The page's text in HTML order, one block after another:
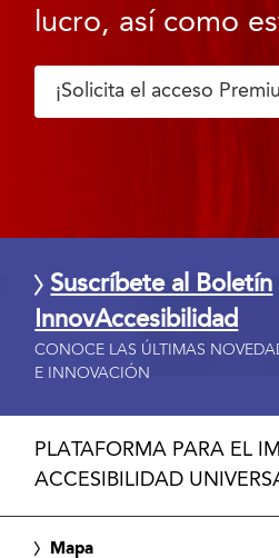
lucro, así como
¡Solicita el acceso
Suscríbete al Boletín
InnovAccesibilidad
CONOCE LAS ÚLTIMAS
E INNOVACIÓN
PLATAFORMA PARA EL
ACCESIBILIDAD
Mapa